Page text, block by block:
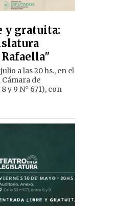
y gratuita:
a las 20 hs., en el
de
y 9 N° 671), con